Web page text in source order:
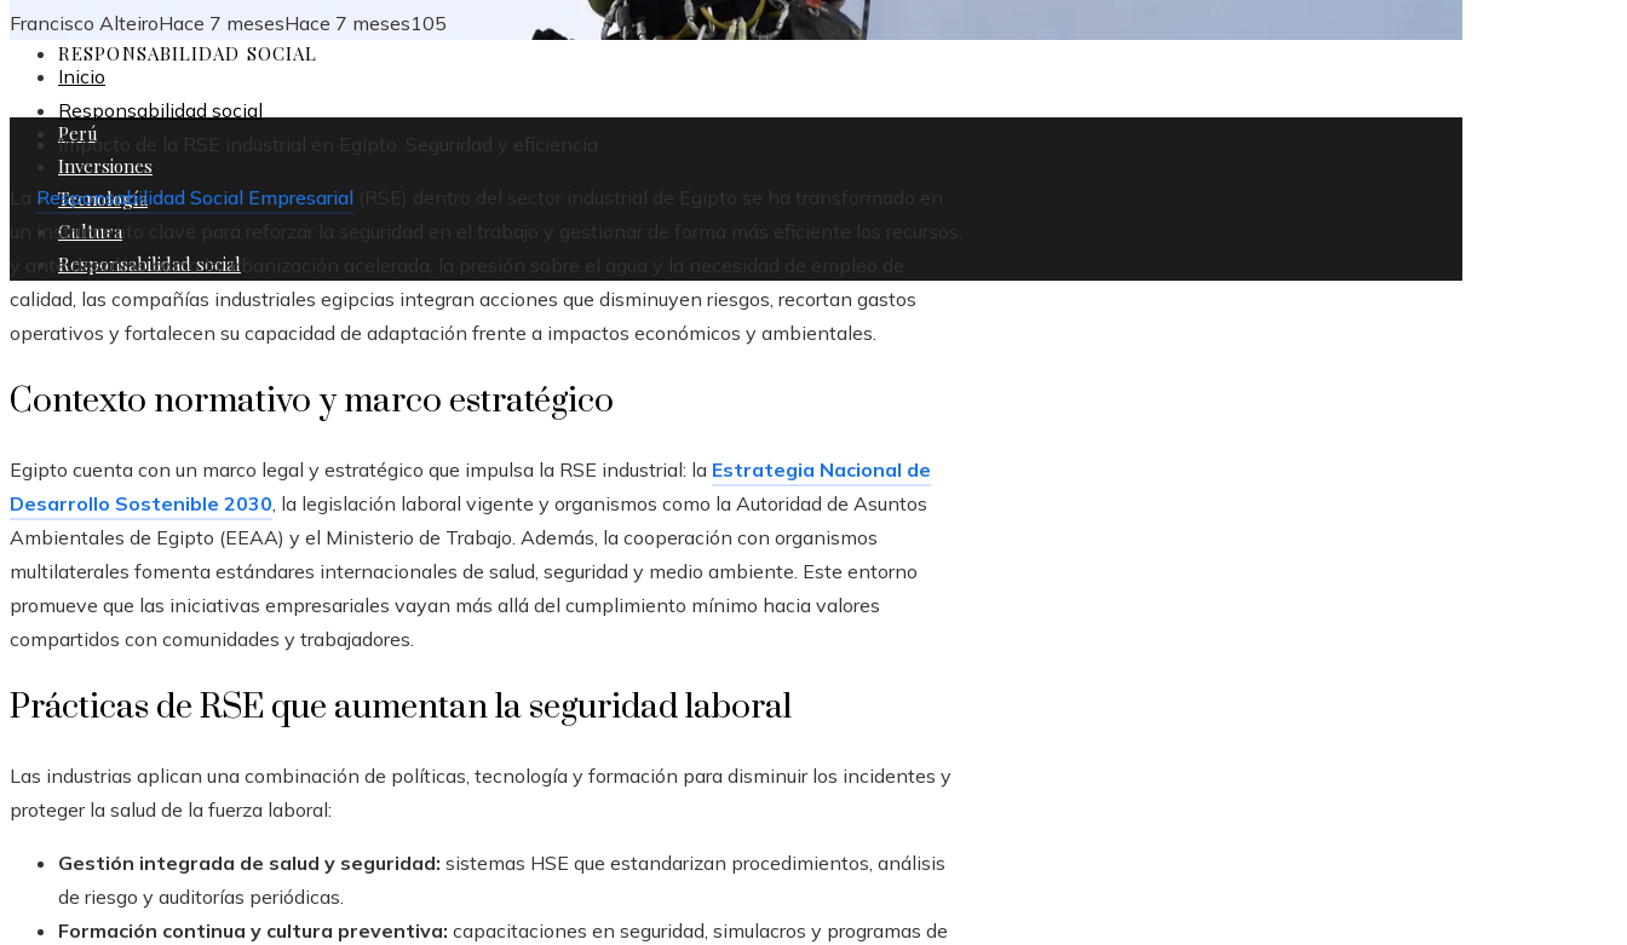
RESPONSABILIDAD SOCIAL
Perú
Inversiones
Tecnología
Cultura
Responsabilidad social
Francisco AlteiroHace 7 mesesHace 7 meses105
Inicio
Responsabilidad social
Impacto de la RSE industrial en Egipto: Seguridad y eficiencia
La Responsabilidad Social Empresarial (RSE) dentro del sector industrial de Egipto se ha transformado en
un instrumento clave para reforzar la seguridad en el trabajo y gestionar de forma más eficiente los recursos,
y ante desafíos como la urbanización acelerada, la presión sobre el agua y la necesidad de empleo de
calidad, las compañías industriales egipcias integran acciones que disminuyen riesgos, recortan gastos
operativos y fortalecen su capacidad de adaptación frente a impactos económicos y ambientales.
Contexto normativo y marco estratégico
Egipto cuenta con un marco legal y estratégico que impulsa la RSE industrial: la Estrategia Nacional de
Desarrollo Sostenible 2030, la legislación laboral vigente y organismos como la Autoridad de Asuntos
Ambientales de Egipto (EEAA) y el Ministerio de Trabajo. Además, la cooperación con organismos
multilaterales fomenta estándares internacionales de salud, seguridad y medio ambiente. Este entorno
promueve que las iniciativas empresariales vayan más allá del cumplimiento mínimo hacia valores
compartidos con comunidades y trabajadores.
Prácticas de RSE que aumentan la seguridad laboral
Las industrias aplican una combinación de políticas, tecnología y formación para disminuir los incidentes y
proteger la salud de la fuerza laboral:
Gestión integrada de salud y seguridad: sistemas HSE que estandarizan procedimientos, análisis
de riesgo y auditorías periódicas.
Formación continua y cultura preventiva: capacitaciones en seguridad, simulacros y programas de